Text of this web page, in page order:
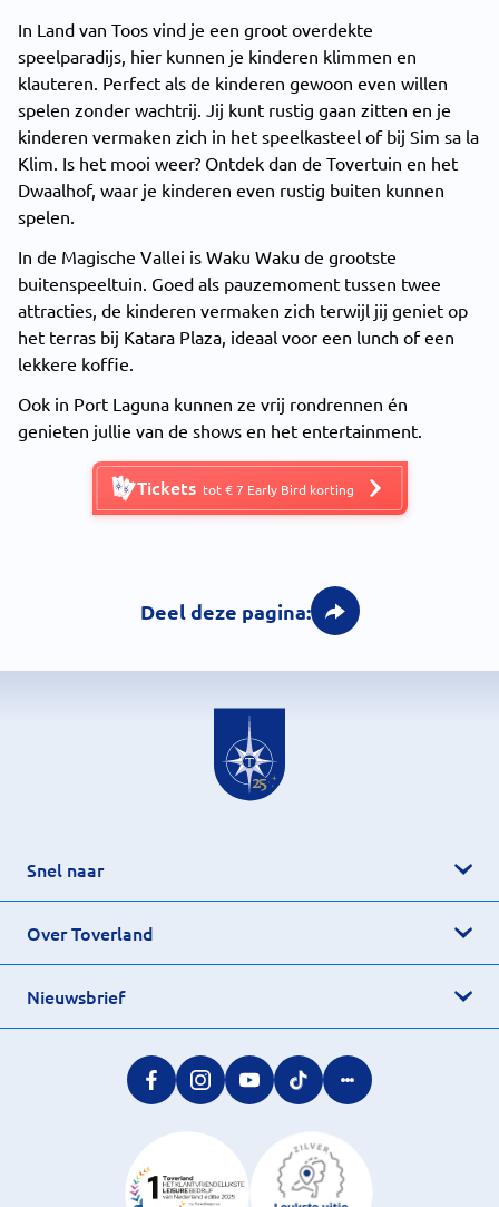
In Land van Toos vind je een groot overdekte
speelparadijs, hier kunnen je kinderen klimmen en
klauteren. Perfect als de kinderen gewoon even willen
spelen zonder wachtrij. Jij kunt rustig gaan zitten en je
kinderen vermaken zich in het speelkasteel of bij Sim sa la
Klim. Is het mooi weer? Ontdek dan de Tovertuin en het
Dwaalhof, waar je kinderen even rustig buiten kunnen
spelen.
In de Magische Vallei is Waku Waku de grootste
buitenspeeltuin. Goed als pauzemoment tussen twee
attracties, de kinderen vermaken zich terwijl jij geniet op
het terras bij Katara Plaza, ideaal voor een lunch of een
lekkere koffie.
Ook in Port Laguna kunnen ze vrij rondrennen én
genieten jullie van de shows en het entertainment.
Tickets tot € 7 Early Bird korting
Deel deze pagina:
Snel naar
Over Toverland
Nieuwsbrief